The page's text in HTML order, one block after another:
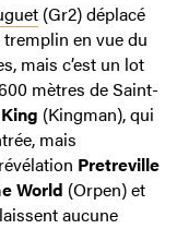
(Gr2) déplacé
en vue du
mais c’est un lot
mètres de Saint-
(Kingman), qui
mais
Pretreville
World (Orpen) et
aucune